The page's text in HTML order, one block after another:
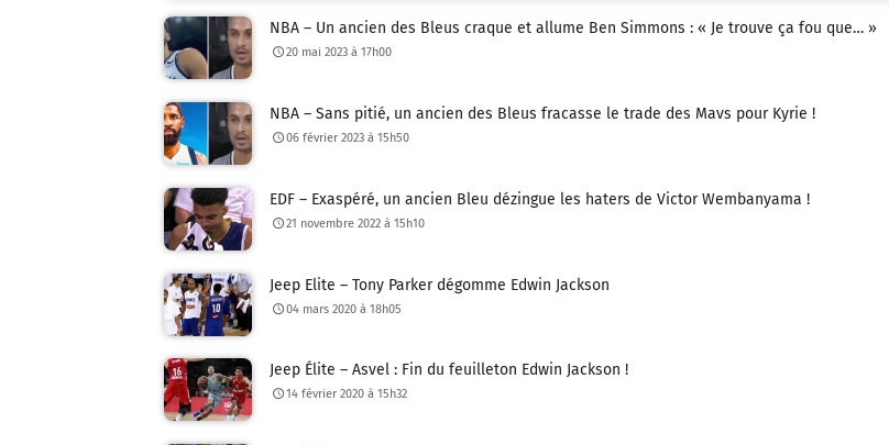
NBA – Un ancien des Bleus craque et allume Ben Simmons : « Je trouve ça fou que… »
20 mai 2023 à 17h00
NBA – Sans pitié, un ancien des Bleus fracasse le trade des Mavs pour Kyrie !
06 février 2023 à 15h50
EDF – Exaspéré, un ancien Bleu dézingue les haters de Victor Wembanyama !
21 novembre 2022 à 15h10
Jeep Elite – Tony Parker dégomme Edwin Jackson
04 mars 2020 à 18h05
Jeep Élite – Asvel : Fin du feuilleton Edwin Jackson !
14 février 2020 à 15h32